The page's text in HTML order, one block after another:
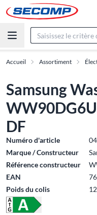
Accueil Assortiment
Samsung
DF
Numéro d'article
Marque / Constructeur
Référence constructeur
EAN
Poids du colis